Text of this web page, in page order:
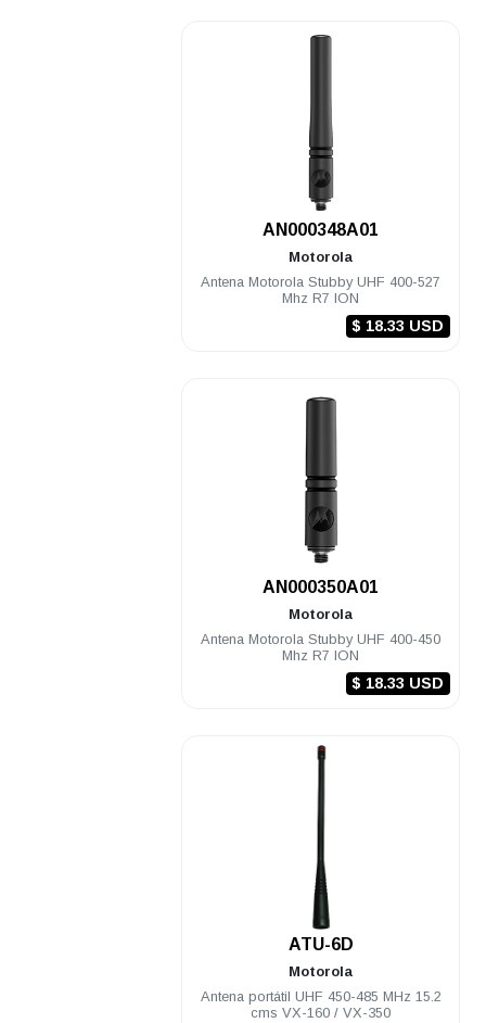
AN000348A01
Motorola
Antena Motorola Stubby UHF 400-527
Mhz R7 ION
$ 18.33 USD
AN000350A01
Motorola
Antena Motorola Stubby UHF 400-450
Mhz R7 ION
$ 18.33 USD
ATU-6D
Motorola
Antena portátil UHF 450-485 MHz 15.2
cms VX-160 / VX-350